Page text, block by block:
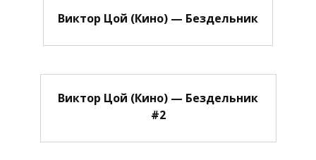
Виктор Цой (Кино) — Бездельник
Виктор Цой (Кино) — Бездельник
#2